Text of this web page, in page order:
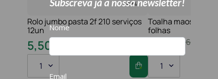
Rolo jumbo pasta 2f 210 serviços
12un
5,50
1
Toalha maos 2f
folhas
16
1